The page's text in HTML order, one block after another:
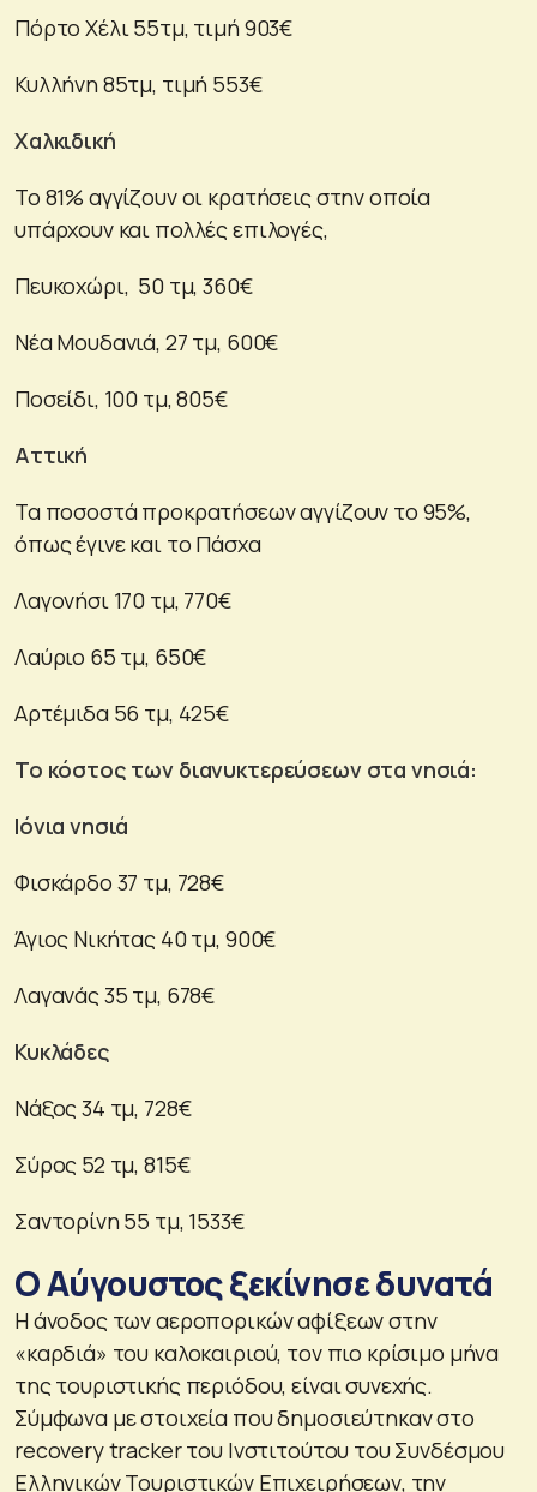
Πόρτο Χέλι 55τμ, τιμή 903€
Κυλλήνη 85τμ, τιμή 553€
Χαλκιδική
Το 81% αγγίζουν οι κρατήσεις στην οποία
υπάρχουν και πολλές επιλογές,
Πευκοχώρι, 50 τμ, 360€
Νέα Μουδανιά, 27 τμ, 600€
Ποσείδι, 100 τμ, 805€
Αττική
Τα ποσοστά προκρατήσεων αγγίζουν το 95%,
όπως έγινε και το Πάσχα
Λαγονήσι 170 τμ, 770€
Λαύριο 65 τμ, 650€
Αρτέμιδα 56 τμ, 425€
To κόστος των διανυκτερεύσεων στα νησιά:
Ιόνια νησιά
Φισκάρδο 37 τμ, 728€
Άγιος Νικήτας 40 τμ, 900€
Λαγανάς 35 τμ, 678€
Κυκλάδες
Νάξος 34 τμ, 728€
Σύρος 52 τμ, 815€
Σαντορίνη 55 τμ, 1533€
Ο Αύγουστος ξεκίνησε δυνατά
Η άνοδος των αεροπορικών αφίξεων στην
«καρδιά» του καλοκαιριού, τον πιο κρίσιμο μήνα
της τουριστικής περιόδου, είναι συνεχής.
Σύμφωνα με στοιχεία που δημοσιεύτηκαν στο
recovery tracker του Ινστιτούτου του Συνδέσμου
Ελληνικών Τουριστικών Επιχειρήσεων, την